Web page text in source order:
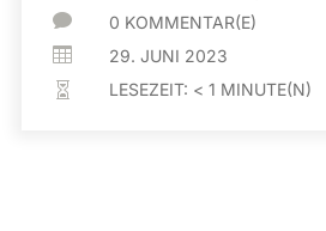
 0 KOMMENTAR(E)
 29. JUNI 2023
 LESEZEIT: < 1 MINUTE(N)